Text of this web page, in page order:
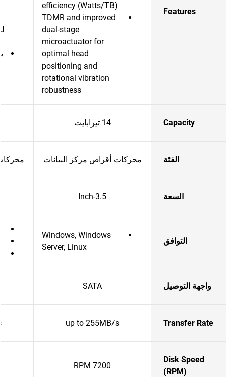
Features
efficiency (Watts/TB)
TDMR and improved
dual-stage
microactuator for
optimal head
positioning and
rotational vibration
robustness
Capacity 14 تيرابايت
الفئة محركات أقراص مركز البيانات
السعة 3.5-Inch
التوافق
Windows, Windows
Server, Linux
واجهة التوصيل SATA
Transfer Rate
up to 255MB/s
Disk Speed
(RPM)
7200 RPM